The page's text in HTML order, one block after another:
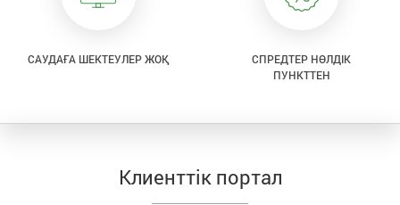
САУДАҒА ШЕКТЕУЛЕР ЖОҚ
СПРЕДТЕР НӨЛДІК
ПУНКТТЕН
Клиенттік портал